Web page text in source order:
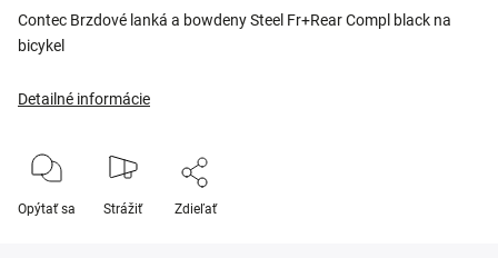
Contec Brzdové lanká a bowdeny Steel Fr+Rear Compl black na
bicykel
Detailné informácie
Opýtať sa Strážiť Zdieľať